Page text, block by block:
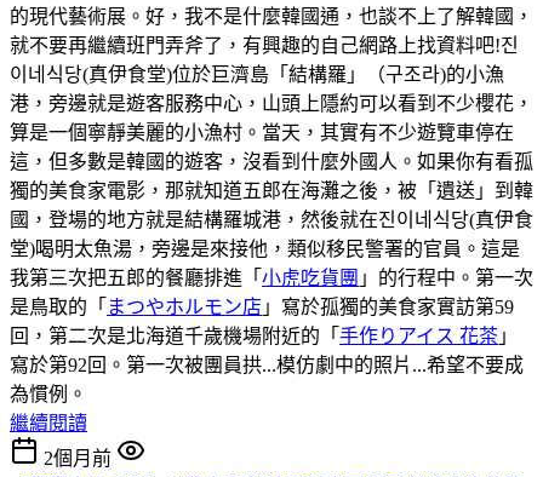
的現代藝術展。好，我不是什麼韓國通，也談不上了解韓國，
就不要再繼續班門弄斧了，有興趣的自己網路上找資料吧!진
이네식당(真伊食堂)位於巨濟島「結構羅」（구조라)的小漁
港，旁邊就是遊客服務中心，山頭上隱約可以看到不少櫻花，
算是一個寧靜美麗的小漁村。當天，其實有不少遊覽車停在
這，但多數是韓國的遊客，沒看到什麼外國人。如果你有看孤
獨的美食家電影，那就知道五郎在海灘之後，被「遺送」到韓
國，登場的地方就是結構羅城港，然後就在진이네식당(真伊食
堂)喝明太魚湯，旁邊是來接他，類似移民警署的官員。這是
我第三次把五郎的餐廳排進「 小虎吃貨團 」的行程中。第一次
是鳥取的「 まつやホルモン店 」寫於孤獨的美食家實訪第59
回，第二次是北海道千歲機場附近的「 手作りアイス 花茶 」
寫於第92回。第一次被團員拱...模仿劇中的照片...希望不要成
為慣例。
繼續閱讀
2個月前